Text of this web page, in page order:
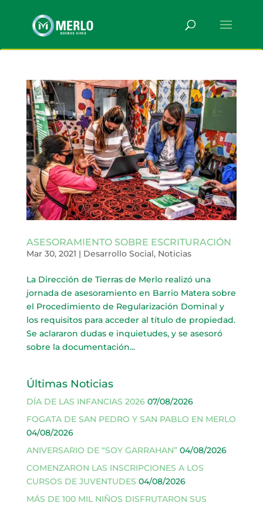
ASESORAMIENTO SOBRE ESCRITURACIÓN
Mar 30, 2021 | Desarrollo Social, Noticias
La Dirección de Tierras de Merlo realizó una
jornada de asesoramiento en Barrio Matera sobre
el Procedimiento de Regularización Dominal y
los requisitos para acceder al título de propiedad.
Se aclararon dudas e inquietudes, y se asesoró
sobre la documentación...
Últimas Noticias
DÍA DE LAS INFANCIAS 2026 07/08/2026
FOGATA DE SAN PEDRO Y SAN PABLO EN MERLO
04/08/2026
ANIVERSARIO DE “SOY GARRAHAN” 04/08/2026
COMENZARON LAS INSCRIPCIONES A LOS
CURSOS DE JUVENTUDES 04/08/2026
MÁS DE 100 MIL NIÑOS DISFRUTARON SUS